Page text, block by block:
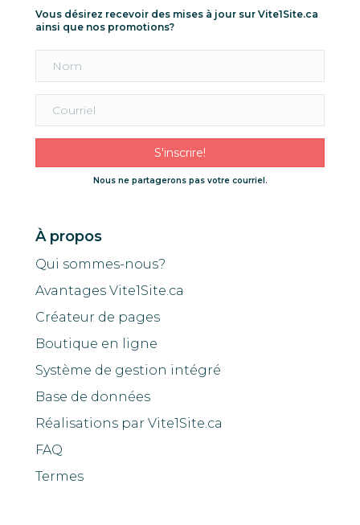
Vous désirez recevoir des mises à jour sur Vite1Site.ca
ainsi que nos promotions?
S'inscrire!
Nous ne partagerons pas votre courriel.
À propos
Qui sommes-nous?
Avantages Vite1Site.ca
Créateur de pages
Boutique en ligne
Système de gestion intégré
Base de données
Réalisations par Vite1Site.ca
FAQ
Termes